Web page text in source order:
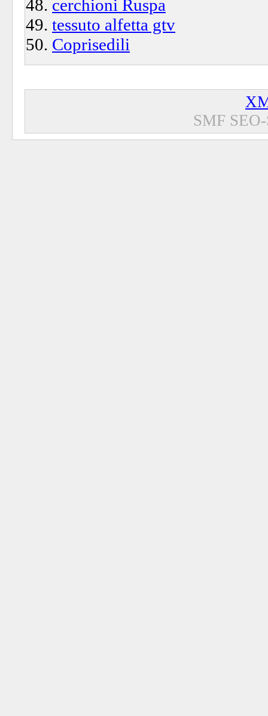
cerchioni Ruspa
tessuto alfetta gtv
Coprisedili
SMF